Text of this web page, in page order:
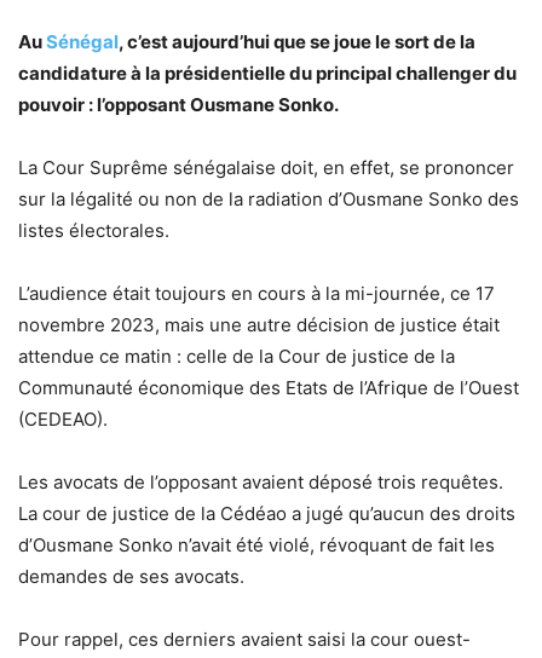
AuSénégal, c’est aujourd’hui que se joue le sort de la
candidature à la présidentielle du principal challenger du
pouvoir : l’opposant Ousmane Sonko.
La Cour Suprême sénégalaise doit, en effet, se prononcer
sur la légalité ou non de la radiation d’Ousmane Sonko des
listes électorales.
L’audience était toujours en cours à la mi-journée, ce 17
novembre 2023, mais une autre décision de justice était
attendue ce matin : celle de la Cour de justice de la
Communauté économique des Etats de l’Afrique de l’Ouest
(CEDEAO).
Les avocats de l’opposant avaient déposé trois requêtes.
La cour de justice de la Cédéao a jugé qu’aucun des droits
d’Ousmane Sonko n’avait été violé, révoquant de fait les
demandes de ses avocats.
Pour rappel, ces derniers avaient saisi la cour ouest-